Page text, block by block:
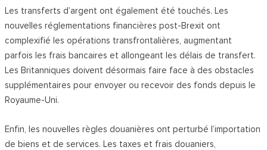
Les transferts d’argent ont également été touchés. Les
nouvelles réglementations financières post-Brexit ont
complexifié les opérations transfrontalières, augmentant
parfois les frais bancaires et allongeant les délais de transfert.
Les Britanniques doivent désormais faire face à des obstacles
supplémentaires pour envoyer ou recevoir des fonds depuis le
Royaume-Uni.
Enfin, les nouvelles règles douanières ont perturbé l’importation
de biens et de services. Les taxes et frais douaniers,